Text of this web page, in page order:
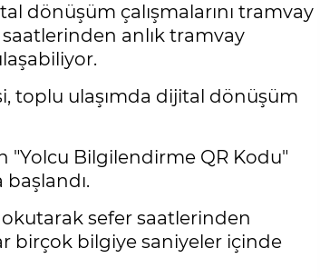
dönüşüm çalışmalarını tramvay
saatlerinden anlık tramvay
toplu ulaşımda dijital dönüşüm
"Yolcu Bilgilendirme QR Kodu"
sefer saatlerinden
birçok bilgiye saniyeler içinde